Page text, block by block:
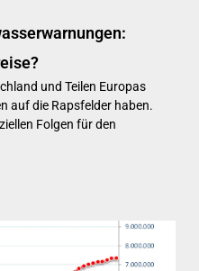
und Teilen Europas
auf die Rapsfelder haben.
Folgen für den